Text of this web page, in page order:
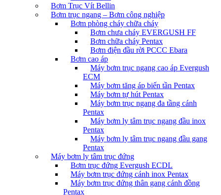
Bơm Trục Vít Bellin
Bơm trục ngang – Bơm công nghiệp
Bơm phòng cháy chữa cháy
Bơm chưa cháy EVERGUSH FF
Bơm chữa cháy Pentax
Bơm điện đầu rời PCCC Ebara
Bơm cao áp
Máy bơm trục ngang cao áp Evergush
ECM
Máy bơm tăng áp biến tần Pentax
Máy bơm tự hút Pentax
Máy bơm trục ngang đa tầng cánh
Pentax
Máy bơm ly tâm trục ngang đầu inox
Pentax
Máy bơm ly tâm trục ngang đầu gang
Pentax
Máy bơm ly tâm trục đứng
Bơm trục đứng Evergush ECDL
Máy bơm trục đứng cánh inox Pentax
Máy bơm trục đứng thân gang cánh đồng
Pentax